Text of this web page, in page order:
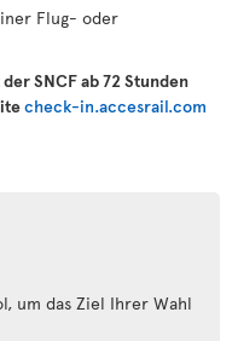
Flug- oder
SNCF ab 72 Stunden
check-in.accesrail.com
um das Ziel Ihrer Wahl